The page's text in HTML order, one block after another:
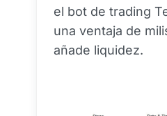
el bot de trading
una ventaja de
añade liquidez.